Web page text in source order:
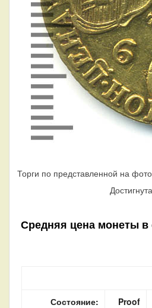
Торги по представленной на
Средняя цена монеты в
Состояние:
Proof